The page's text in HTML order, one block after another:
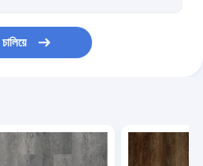
চালিয়ে